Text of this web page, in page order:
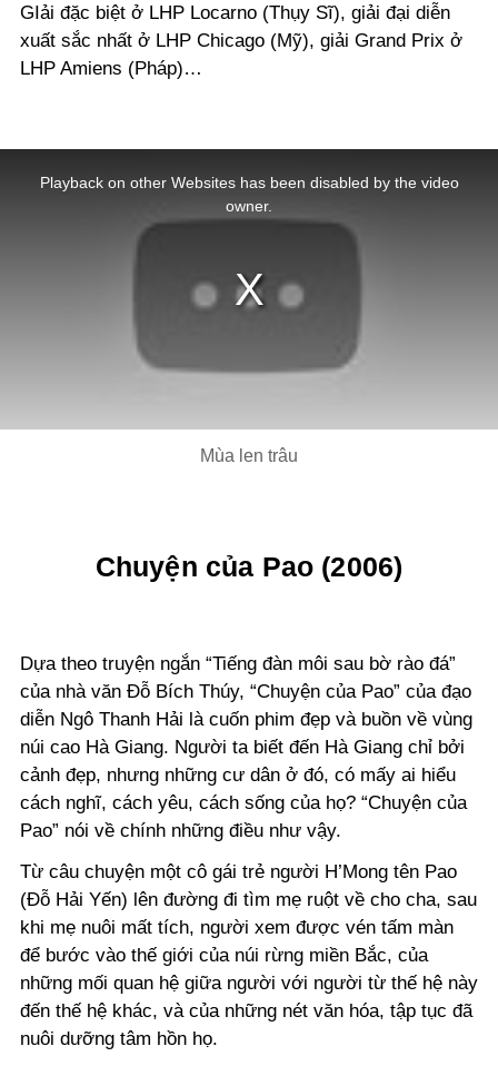
GIải đặc biệt ở LHP Locarno (Thụy Sĩ), giải đại diễn
xuất sắc nhất ở LHP Chicago (Mỹ), giải Grand Prix ở
LHP Amiens (Pháp)…
Playback on other Websites has been disabled by the video
owner.
Mùa len trâu
Chuyện của Pao (2006)
Dựa theo truyện ngắn “Tiếng đàn môi sau bờ rào đá”
của nhà văn Đỗ Bích Thúy, “Chuyện của Pao” của đạo
diễn Ngô Thanh Hải là cuốn phim đẹp và buồn về vùng
núi cao Hà Giang. Người ta biết đến Hà Giang chỉ bởi
cảnh đẹp, nhưng những cư dân ở đó, có mấy ai hiểu
cách nghĩ, cách yêu, cách sống của họ? “Chuyện của
Pao” nói về chính những điều như vậy.
Từ câu chuyện một cô gái trẻ người H’Mong tên Pao
(Đỗ Hải Yến) lên đường đi tìm mẹ ruột về cho cha, sau
khi mẹ nuôi mất tích, người xem được vén tấm màn
để bước vào thế giới của núi rừng miền Bắc, của
những mối quan hệ giữa người với người từ thế hệ này
đến thế hệ khác, và của những nét văn hóa, tập tục đã
nuôi dưỡng tâm hồn họ.